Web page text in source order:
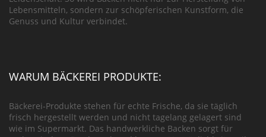
Lebensmitteln, sondern zur schöpferischen Kunstform, die
Genuss und Kultur verbindet.
WARUM BÄCKEREI PRODUKTE:
Bäckerei-Produkte stehen für echte Frische, da sie täglich
frisch hergestellt werden und nicht tagelang gelagert sind
wie im Supermarkt. Das handwerkliche Backen sorgt für